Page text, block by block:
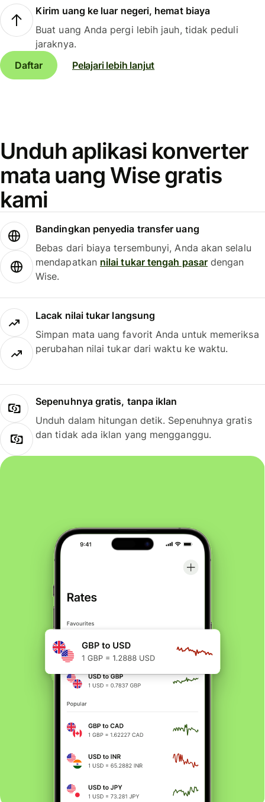
Kirim uang ke luar negeri, hemat biaya
Buat uang Anda pergi lebih jauh, tidak peduli
jaraknya.
Daftar
Pelajari lebih lanjut
Unduh aplikasi konverter
mata uang Wise gratis
kami
Bandingkan penyedia transfer uang
Bebas dari biaya tersembunyi, Anda akan selalu
mendapatkan nilai tukar tengah pasardengan
Wise.
Lacak nilai tukar langsung
Simpan mata uang favorit Anda untuk memeriksa
perubahan nilai tukar dari waktu ke waktu.
Sepenuhnya gratis, tanpa iklan
Unduh dalam hitungan detik. Sepenuhnya gratis
dan tidak ada iklan yang mengganggu.